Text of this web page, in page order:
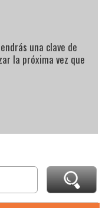
una clave de
la próxima vez que